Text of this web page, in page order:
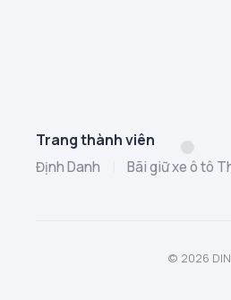
Trang thành viên
Định Danh Bãi giữ xe ô tô
© 2026